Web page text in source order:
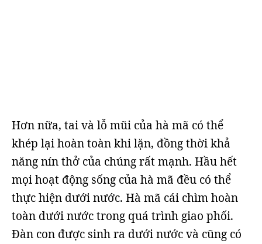
Hơn nữa, tai và lỗ mũi của hà mã có thể
khép lại hoàn toàn khi lặn, đồng thời khả
năng nín thở của chúng rất mạnh. Hầu hết
mọi hoạt động sống của hà mã đều có thể
thực hiện dưới nước. Hà mã cái chìm hoàn
toàn dưới nước trong quá trình giao phối.
Đàn con được sinh ra dưới nước và cũng có